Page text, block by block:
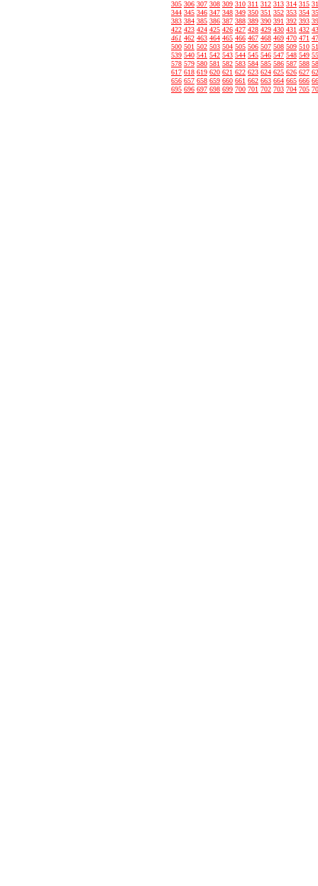
305 306 307 308 309 310 311 312 313 314 315
344 345 346 347 348 349 350 351 352 353 354
383 384 385 386 387 388 389 390 391 392 393
422 423 424 425 426 427 428 429 430 431 432
461 462 463 464 465 466 467 468 469 470 471
500 501 502 503 504 505 506 507 508 509 510
539 540 541 542 543 544 545 546 547 548 549
578 579 580 581 582 583 584 585 586 587 588
617 618 619 620 621 622 623 624 625 626 627
656 657 658 659 660 661 662 663 664 665 666
695 696 697 698 699 700 701 702 703 704 705